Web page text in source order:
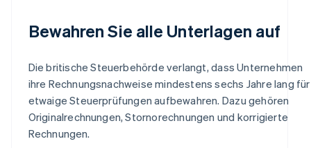
Bewahren Sie alle Unterlagen auf
Die britische Steuerbehörde verlangt, dass Unternehmen
ihre Rechnungsnachweise mindestens sechs Jahre lang für
etwaige Steuerprüfungen aufbewahren. Dazu gehören
Originalrechnungen, Stornorechnungen und korrigierte
Rechnungen.